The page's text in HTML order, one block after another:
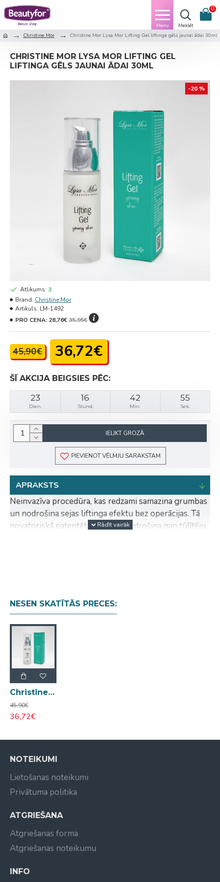
0
Christine Mor Christine Mor Lysa Mor Lifting Gel liftinga gēls jaunai ādai 30ml
CHRISTINE MOR LYSA MOR LIFTING GEL
LIFTINGA GĒLS JAUNAI ĀDAI 30ML
-20 %
ŠĪ AKCIJA BEIGSIES PĒC:
23
Dien.
16
Stund.
42
Min.
55
Sek.
45,90€ 36,72€
Atlikums: 3
Brand: Christine Mor
Artikuls: LM-1492
PRO CENA: 28,76€35,95€
IELIKT GROZĀ
PIEVIENOT VĒLMJU SARAKSTAM
APRAKSTS
Neinvazīva procedūra, kas redzami samazina grumbas
un nodrošina sejas liftinga efektu bez operācijas. Tā
novatoriskā patentētā formula nodrošina gan tūlītēju,
Lietošana:Izdaliet nelielu produkta daudzumu uz
liftinga želeju, līdz tas uzsūcas, un pagaidiet 8-10
minūtes, lai redzētu rezultātu.
NESEN SKATĪTĀS PRECES:
Christine Mor Lysa Mor Lifting Gel liftinga gēls jaunai ādai 30ml
45,90€
36,72€
NOTEIKUMI
Lietošanas noteikumi
Privātuma politika
ATGRIEŠANA
Atgriešanas forma
Atgriešanas noteikumu
INFO